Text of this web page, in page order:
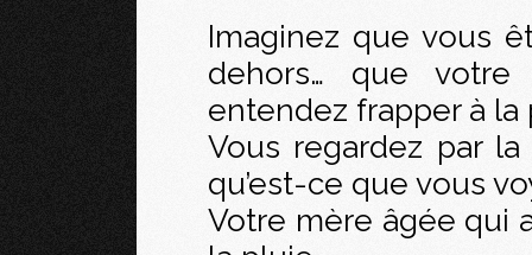
Imaginez que vous
dehors… que
entendez frapper à la
Vous regardez par
qu’est-ce que vous
Votre mère âgée qui